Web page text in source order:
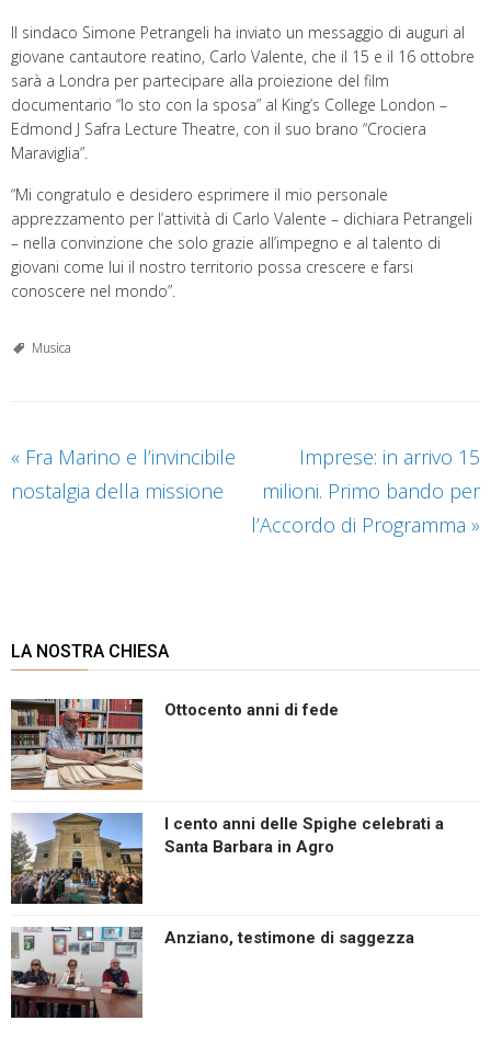
Il sindaco Simone Petrangeli ha inviato un messaggio di auguri al
giovane cantautore reatino, Carlo Valente, che il 15 e il 16 ottobre
sarà a Londra per partecipare alla proiezione del film
documentario “Io sto con la sposa” al King’s College London –
Edmond J Safra Lecture Theatre, con il suo brano “Crociera
Maraviglia”.
“Mi congratulo e desidero esprimere il mio personale
apprezzamento per l’attività di Carlo Valente – dichiara Petrangeli
– nella convinzione che solo grazie all’impegno e al talento di
giovani come lui il nostro territorio possa crescere e farsi
conoscere nel mondo”.
Musica
« Fra Marino e l’invincibile
nostalgia della missione
Imprese: in arrivo 15
milioni. Primo bando per
l’Accordo di Programma »
LA NOSTRA CHIESA
Ottocento anni di fede
I cento anni delle Spighe celebrati a
Santa Barbara in Agro
Anziano, testimone di saggezza